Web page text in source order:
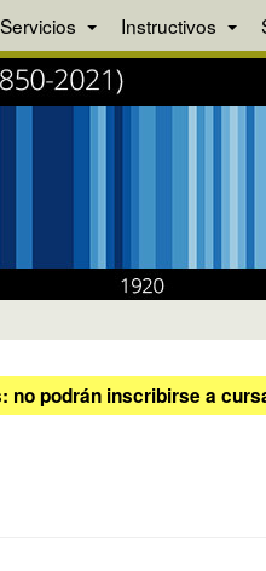
Servicios Instructivos
podrán inscribirse a